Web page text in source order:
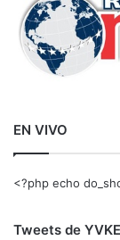
EN VIVO
<?php echo
Tweets de